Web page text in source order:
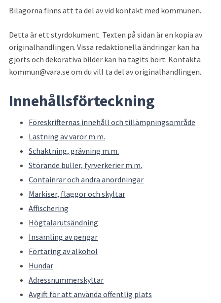
Bilagorna finns att ta del av vid kontakt med kommunen.
Detta är ett styrdokument. Texten på sidan är en kopia av
originalhandlingen. Vissa redaktionella ändringar kan ha
gjorts och dekorativa bilder kan ha tagits bort. Kontakta
kommun@vara.se om du vill ta del av originalhandlingen.
Innehållsförteckning
Föreskrifternas innehåll och tillämpningsområde
Lastning av varor m.m.
Schaktning, grävning m.m.
Störande buller, fyrverkerier m.m.
Containrar och andra anordningar
Markiser, flaggor och skyltar
Affischering
Högtalarutsändning
Insamling av pengar
Förtäring av alkohol
Hundar
Adressnummerskyltar
Avgift för att använda offentlig plats